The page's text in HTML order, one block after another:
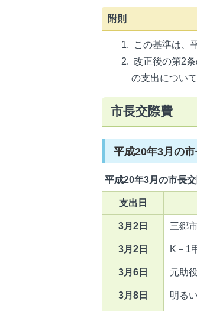
附則
この基準は、
改正後の第2
の支出につい
市長交際費
平成20年3月の
平成20年3月の市長
支出日
3月2日 三郷
3月2日 K－1
3月6日 元助
3月8日 明る